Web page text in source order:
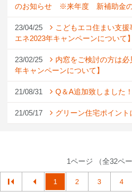
のお知らせ ※来年度 新補助金
23/04/25
こどもエコ住まい支
エネ2023年キャンペーンについて】
23/02/25
内窓をご検討の方は
年キャンペーンについて】
21/08/31 Q＆A追加致しました！
21/05/17 グリーン住宅ポイン
1ページ （全32ペー
1 2 3 4